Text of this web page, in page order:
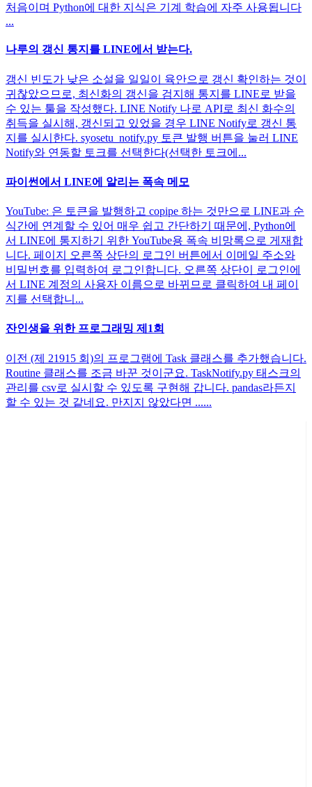
처음이며 Python에 대한 지식은 기계 학습에 자주 사용됩니다
...
나루의 갱신 통지를 LINE에서 받는다.
갱신 빈도가 낮은 소설을 일일이 육안으로 갱신 확인하는 것이
귀찮았으므로, 최신화의 갱신을 검지해 통지를 LINE로 받을
수 있는 툴을 작성했다. LINE Notify 나로 API로 최신 화수의
취득을 실시해, 갱신되고 있었을 경우 LINE Notify로 갱신 통
지를 실시한다. syosetu_notify.py 토큰 발행 버튼을 눌러 LINE
Notify와 연동할 토크를 선택한다(선택한 토크에...
파이썬에서 LINE에 알리는 폭속 메모
YouTube: 은 토큰을 발행하고 copipe 하는 것만으로 LINE과 순
식간에 연계할 수 있어 매우 쉽고 간단하기 때문에, Python에
서 LINE에 통지하기 위한 YouTube용 폭속 비망록으로 게재합
니다. 페이지 오른쪽 상단의 로그인 버튼에서 이메일 주소와
비밀번호를 입력하여 로그인합니다. 오른쪽 상단이 로그인에
서 LINE 계정의 사용자 이름으로 바뀌므로 클릭하여 내 페이
지를 선택합니...
잔인생을 위한 프로그래밍 제1회
이전 (제 21915 회)의 프로그램에 Task 클래스를 추가했습니다.
Routine 클래스를 조금 바꾼 것이군요. TaskNotify.py 태스크의
관리를 csv로 실시할 수 있도록 구현해 갑니다. pandas라든지
할 수 있는 것 같네요. 만지지 않았다면 ......